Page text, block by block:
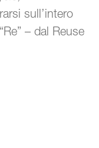
sull’intero
– dal Reuse